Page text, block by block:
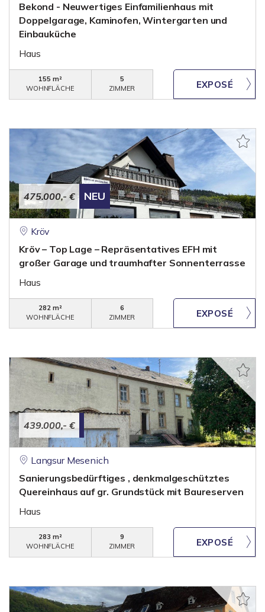
Bekond - Neuwertiges Einfamilienhaus mit
Doppelgarage, Kaminofen, Wintergarten und
Einbauküche
Haus
155 m²
WOHNFLÄCHE
5
ZIMMER
475.000,- € NEU
Kröv
Kröv – Top Lage – Repräsentatives EFH mit
großer Garage und traumhafter Sonnenterrasse
Haus
282 m²
WOHNFLÄCHE
6
ZIMMER
439.000,- €
Langsur Mesenich
Sanierungsbedürftiges , denkmalgeschütztes
Quereinhaus auf gr. Grundstück mit Baureserven
Haus
283 m²
WOHNFLÄCHE
9
ZIMMER